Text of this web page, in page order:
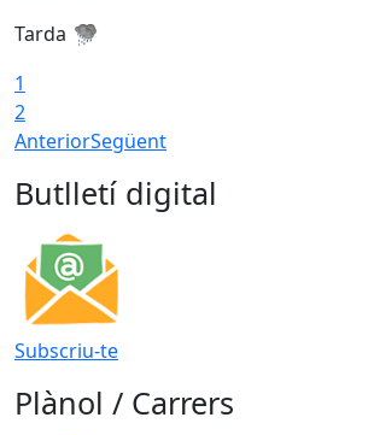
Tarda
1
2
AnteriorSegüent
Butlletí digital
Subscriu-te
Plànol / Carrers